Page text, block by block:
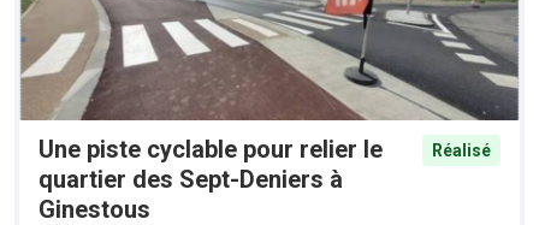
Une piste cyclable pour relier le
quartier des Sept-Deniers à
Ginestous
Réalisé